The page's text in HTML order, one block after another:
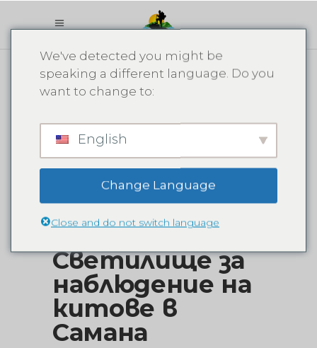
Светилище за
наблюдение на
китове в
Самана
We've detected you might be
speaking a different language. Do you
want to change to:
English
Change Language
Close and do not switch language